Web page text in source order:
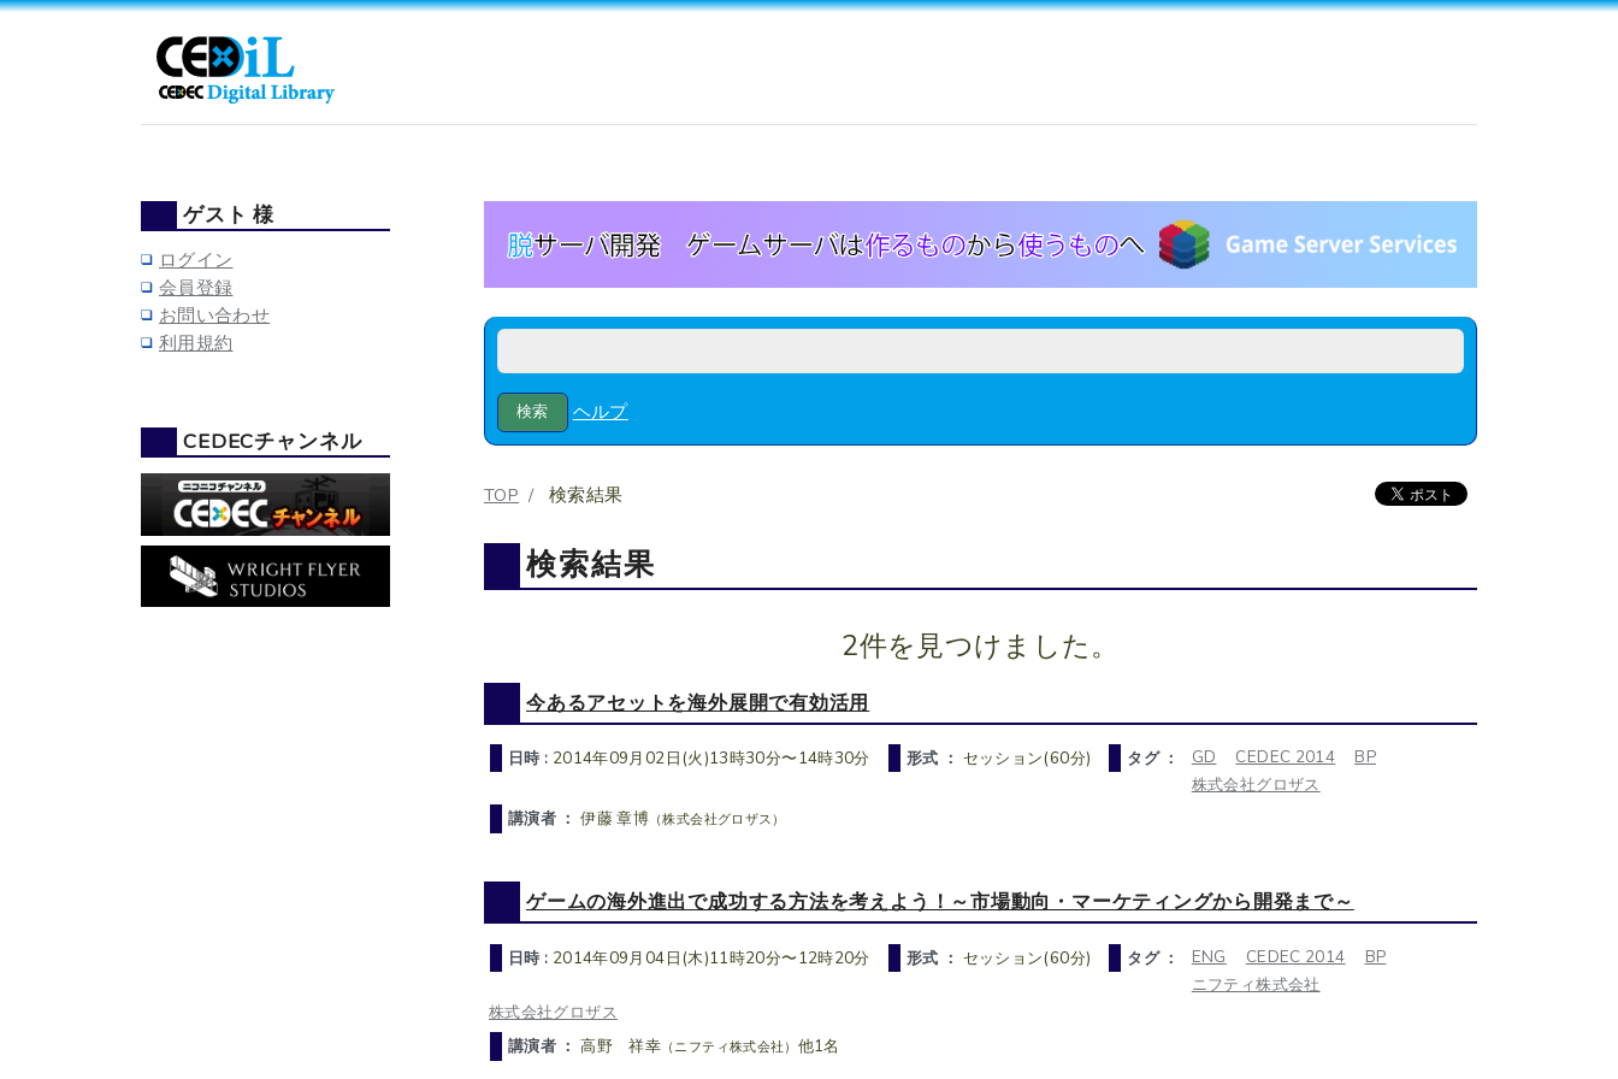
ヘルプ
TOP 検索結果
検索結果
2件を見つけました。
今あるアセットを海外展開で有効活用
日時 : 2014年09月02日(火)13時30分〜14時30分 形式 ： セッション(60分) タグ ： GD CEDEC 2014
BP
株式会社グロザス
講演者 ：伊藤 章博 （株式会社グロザス）
ゲームの海外進出で成功する方法を考えよう！～市場動向・マーケティングから開発まで～
日時 : 2014年09月04日(木)11時20分〜12時20分 形式 ： セッション(60分) タグ ： ENG CEDEC 2014
BP
ニフティ株式会社
株式会社グロザス
講演者 ：高野 祥幸 （ニフティ株式会社） 他1名
ゲスト 様
ログイン
会員登録
お問い合わせ
利用規約
CEDECチャンネル